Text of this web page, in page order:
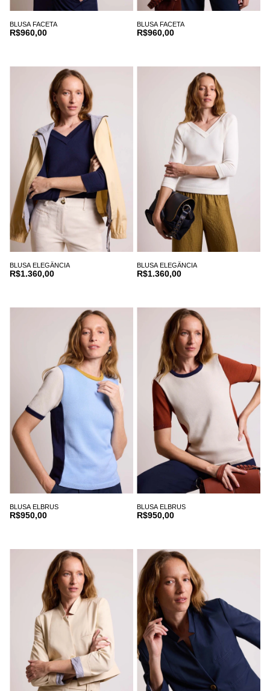
BLUSA FACETA
R$960,00
BLUSA FACETA
R$960,00
BLUSA ELEGÂNCIA
R$1.360,00
BLUSA ELEGÂNCIA
R$1.360,00
BLUSA ELBRUS
R$950,00
BLUSA ELBRUS
R$950,00